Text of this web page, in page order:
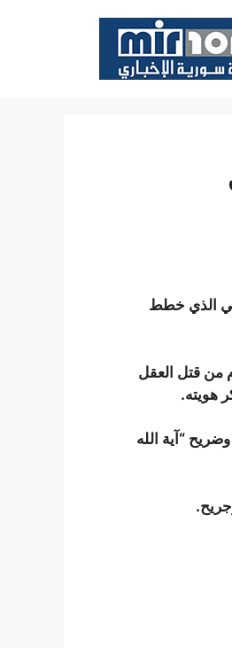
القيادي الرئيسي الذي خطط
من قتل العقل
هويته.
“آية الله